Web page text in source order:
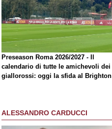
Preseason Roma 2026/2027 - Il
calendario di tutte le amichevoli dei
giallorossi: oggi la sfida al Brighton
ALESSANDRO CARDUCCI